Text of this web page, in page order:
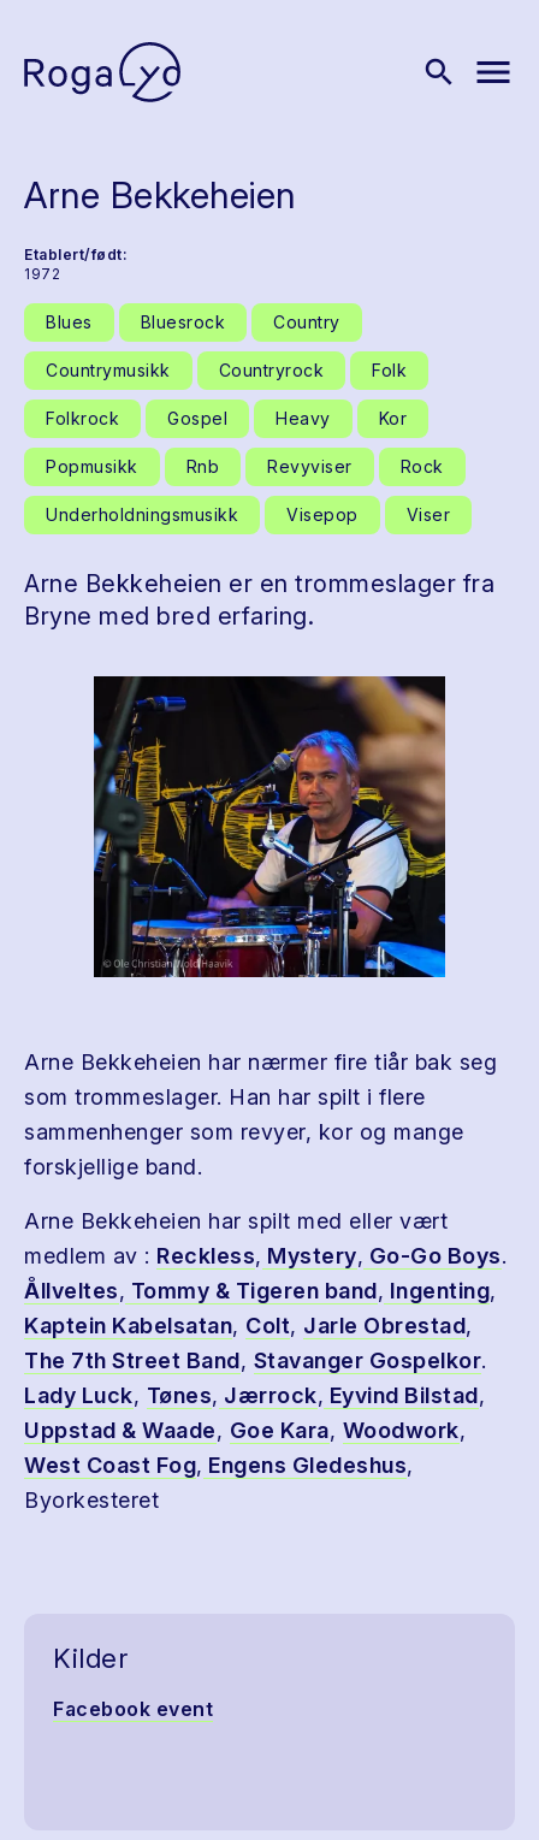
search menu
Arne Bekkeheien
Etablert/født:
1972
Blues Bluesrock Country
Countrymusikk Countryrock Folk
Folkrock Gospel Heavy Kor
Popmusikk Rnb Revyviser Rock
Underholdningsmusikk Visepop Viser
Arne Bekkeheien er en trommeslager fra
Bryne med bred erfaring.
Arne Bekkeheien har nærmer fire tiår bak seg
som trommeslager. Han har spilt i flere
sammenhenger som revyer, kor og mange
forskjellige band.
Arne Bekkeheien har spilt med eller vært
medlem av : Reckless, Mystery, Go-Go Boys.
Ållveltes, Tommy & Tigeren band, Ingenting,
Kaptein Kabelsatan, Colt, Jarle Obrestad,
The 7th Street Band, Stavanger Gospelkor.
Lady Luck, Tønes, Jærrock, Eyvind Bilstad,
Uppstad & Waade, Goe Kara, Woodwork,
West Coast Fog, Engens Gledeshus,
Byorkesteret
Kilder
Facebook event